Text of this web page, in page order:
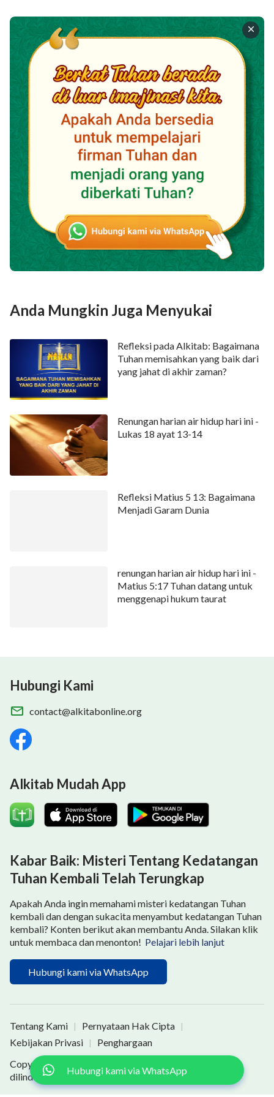
bagimu.”(Dikutip dari “Firman, Volume 1, Penampakan dan
Pekerjaan Tuhan, Perkataan Kristus Pada Mulanya, Bab 9)
Firman Tuhan
memberi kita keyakinan dan kekuatan,
dan pada saat yang sama menunjukkan kepada kita
cara untuk mengandalkan Tuhan. Apapun lingkungan
yang kita hadapi, kita harus mencari kehendak Tuhan
dan menunggu bimbingan dan tuntunan Tuhan.
Tuhan akan menyatakan kehendak-Nya kepada kita,
memberi kita keyakinan dan kekuatan untuk
menghadapi lingkungan apa pun yang datang kepada
kita. Pada saat ini, hati kita akan penuh dengan
sukacita dan kedamaian..
Jika Anda ingin memahami lebih banyak tentang
kebenaran mengenai mengandalkan Tuhan, silakan
mengandalkan Tuhan bersama-sama!
Anda Mungkin Juga Menyukai
Refleksi pada Alkitab: Bagaimana
Tuhan memisahkan yang baik dari
yang jahat di akhir zaman?
Renungan harian air hidup hari ini -
Lukas 18 ayat 13-14
Refleksi Matius 5 13: Bagaimana
Menjadi Garam Dunia
renungan harian air hidup hari ini -
Matius 5:17 Tuhan datang untuk
menggenapi hukum taurat
Hubungi Kami
contact@alkitabonline.org
Alkitab Mudah App
Kabar Baik: Misteri Tentang Kedatangan
Tuhan Kembali Telah Terungkap
Apakah Anda ingin memahami misteri kedatangan Tuhan
kembali dan dengan sukacita menyambut kedatangan Tuhan
kembali? Konten berikut akan membantu Anda. Silakan klik
untuk membaca dan menonton! Pelajari lebih lanjut
Hubungi kami via WhatsApp
Tentang Kami | Pernyataan Hak Cipta |
Kebijakan Privasi |
Penghargaan
Copyright © 2026
dilindungi undang-undang.
Hubungi kami via WhatsApp